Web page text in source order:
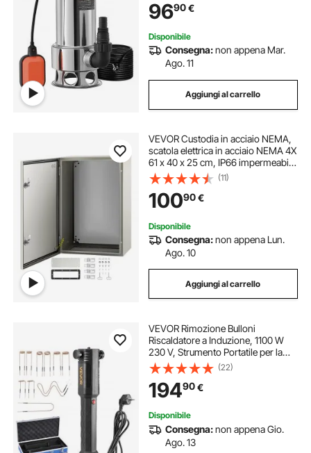
Scure 10A 1300W per Piscina
Giardino Pozzetto
9690€
Disponibile
Consegna:non appena Mar.
Ago. 11
Aggiungi al carrello
VEVOR Custodia in acciaio NEMA,
scatola elettrica in acciaio NEMA 4X
61 x 40 x 25 cm, IP66 impermeabile
e antipolvere, scatola di giunzione
elettrica per esterni/interni, con
piastra di montaggio
(11)
10090€
Disponibile
Consegna:non appena Lun.
Ago. 10
Aggiungi al carrello
VEVOR Rimozione Bulloni
Riscaldatore a Induzione, 1100 W
230 V, Strumento Portatile per la
Rimozione di Dadi, Mini Macchina
Riscaldante per la Rimozione di Viti
Arrugginite, con 10 Bobine e Scatola
(22)
19490€
Disponibile
Consegna:non appena Gio.
Ago. 13